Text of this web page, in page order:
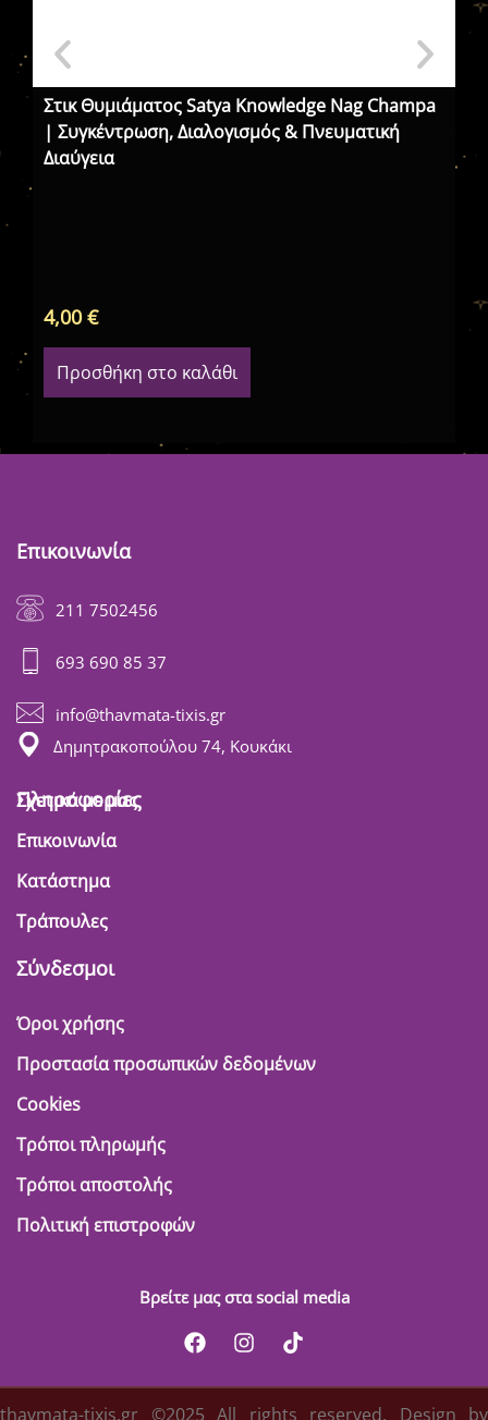
Στικ Θυμιάματος Satya Knowledge Nag Champa
| Συγκέντρωση, Διαλογισμός & Πνευματική
Διαύγεια
4,00€
Προσθήκη στο καλάθι
Επικοινωνία
211 7502456
693 690 85 37
info@thavmata-tixis.gr
Δημητρακοπούλου 74, Κουκάκι
Πληροφορίες
Σχετικά με μας
Επικοινωνία
Κατάστημα
Τράπουλες
Σύνδεσμοι
Όροι χρήσης
Προστασία προσωπικών δεδομένων
Cookies
Τρόποι πληρωμής
Τρόποι αποστολής
Πολιτική επιστροφών
Βρείτε μας στα social media
thavmata-tixis.gr ©2025 All rights reserved. Design by